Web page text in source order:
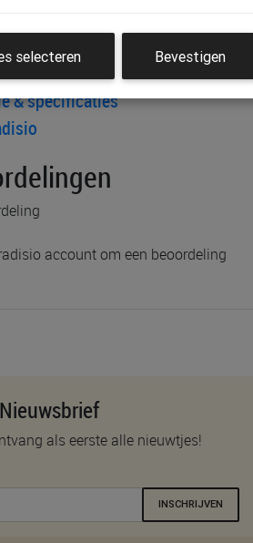
& specificaties
account om een beoordeling
Nieuwsbrief
als eerste alle nieuwtjes!
INSCHRIJVEN
selecteren Bevestigen